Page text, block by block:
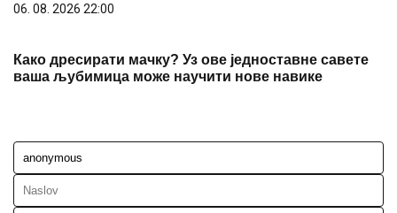
06. 08. 2026 22:00
Како дресирати мачку? Уз ове једноставне савете
ваша љубимица може научити нове навике